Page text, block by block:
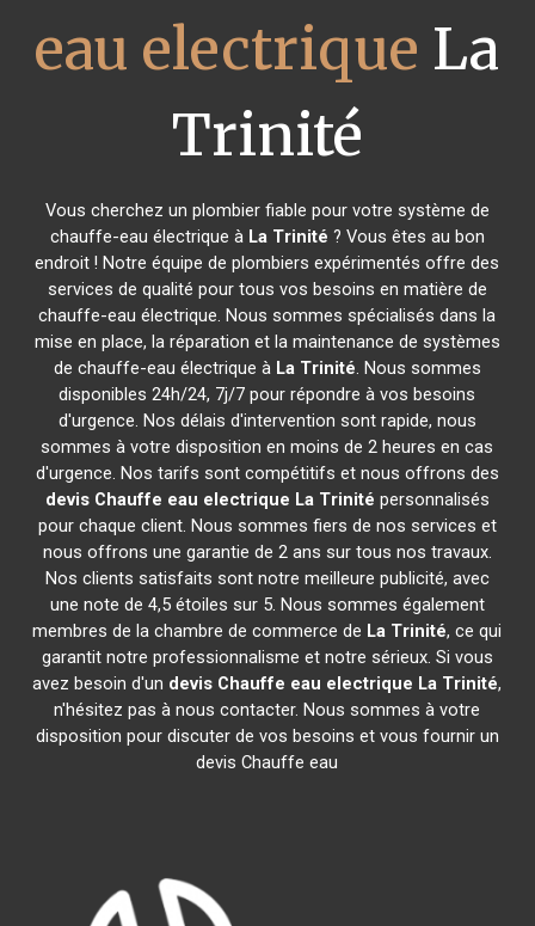
eau electrique La
Trinité
Vous cherchez un plombier fiable pour votre système de
chauffe-eau électrique à La Trinité ? Vous êtes au bon
endroit ! Notre équipe de plombiers expérimentés offre des
services de qualité pour tous vos besoins en matière de
chauffe-eau électrique. Nous sommes spécialisés dans la
mise en place, la réparation et la maintenance de systèmes
de chauffe-eau électrique à La Trinité. Nous sommes
disponibles 24h/24, 7j/7 pour répondre à vos besoins
d'urgence. Nos délais d'intervention sont rapide, nous
sommes à votre disposition en moins de 2 heures en cas
d'urgence. Nos tarifs sont compétitifs et nous offrons des
devis Chauffe eau electrique La Trinité personnalisés
pour chaque client. Nous sommes fiers de nos services et
nous offrons une garantie de 2 ans sur tous nos travaux.
Nos clients satisfaits sont notre meilleure publicité, avec
une note de 4,5 étoiles sur 5. Nous sommes également
membres de la chambre de commerce de La Trinité, ce qui
garantit notre professionnalisme et notre sérieux. Si vous
avez besoin d'un devis Chauffe eau electrique La Trinité,
n'hésitez pas à nous contacter. Nous sommes à votre
disposition pour discuter de vos besoins et vous fournir un
devis Chauffe eau